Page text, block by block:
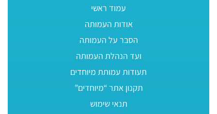
עמוד ראשי
אודות העמותה
הסבר על העמותה
ועד הנהלת העמותה
תעודות עמותת מיוחדים
תקנון אתר “מיוחדים”
תנאי שימוש